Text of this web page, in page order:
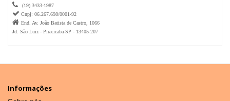
 (19) 3433-1987
 Cnpj: 06.267.698/0001-92
 End. Av. João Batista de Castro, 1066
Jd. São Luiz - Piracicaba-SP - 13405-207
Informações